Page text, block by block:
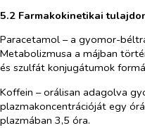
5.2 Farmakokinetikai
Paracetamol – a gyomor-
Metabolizmusa a májban
és szulfát konjugátumok
Koffein – orálisan adagolva
plazmakoncentrációját egy
plazmában 3,5 óra.